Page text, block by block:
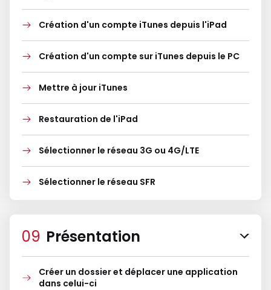
Création d'un compte iTunes depuis l'iPad
Création d'un compte sur iTunes depuis le PC
Mettre à jour iTunes
Restauration de l'iPad
Sélectionner le réseau 3G ou 4G/LTE
Sélectionner le réseau SFR
Présentation
Créer un dossier et déplacer une application
dans celui-ci